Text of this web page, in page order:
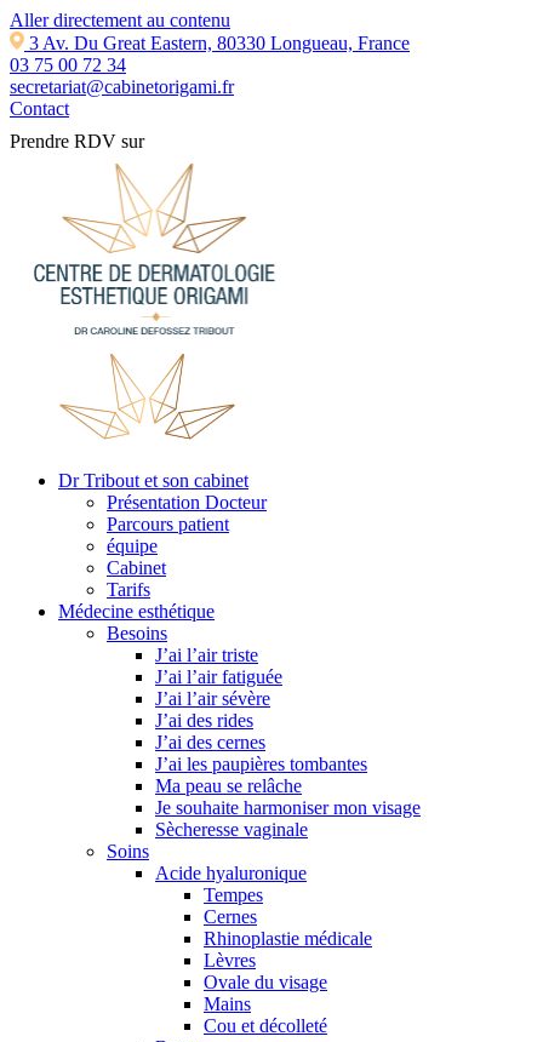
Aller directement au contenu
3 Av. Du Great Eastern, 80330 Longueau, France
03 75 00 72 34
secretariat@cabinetorigami.fr
Contact
Prendre RDV sur
Dr Tribout et son cabinet
Présentation Docteur
Parcours patient
équipe
Cabinet
Tarifs
Médecine esthétique
Besoins
J’ai l’air triste
J’ai l’air fatiguée
J’ai l’air sévère
J’ai des rides
J’ai des cernes
J’ai les paupières tombantes
Ma peau se relâche
Je souhaite harmoniser mon visage
Sècheresse vaginale
Soins
Acide hyaluronique
Tempes
Cernes
Rhinoplastie médicale
Lèvres
Ovale du visage
Mains
Cou et décolleté